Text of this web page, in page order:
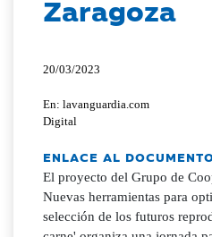
Zaragoza
20/03/2023
En: lavanguardia.com
Digital
ENLACE AL
El proyecto del Grupo de
Nuevas herramientas para
selección de los futuros